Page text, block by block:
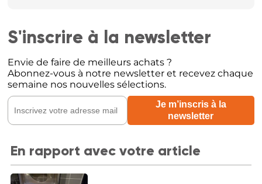
S'inscrire à la newsletter
Envie de faire de meilleurs achats ?
Abonnez-vous à notre newsletter et recevez chaque
semaine nos nouvelles sélections.
En rapport avec votre article